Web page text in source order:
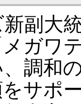
副大
ガワ
調和
サポ